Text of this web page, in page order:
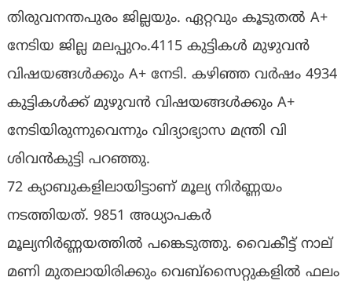
തിരുവനന്തപുരം ജില്ലയും. ഏറ്റവും കൂടുതൽ A+
നേടിയ ജില്ല മലപ്പുറം.4115 കുട്ടികൾ മുഴുവൻ
വിഷയങ്ങൾക്കും A+ നേടി. കഴിഞ്ഞ വർഷം 4934
കുട്ടികൾക്ക് മുഴുവൻ വിഷയങ്ങൾക്കും A+
നേടിയിരുന്നുവെന്നും വിദ്യാഭ്യാസ മന്ത്രി വി
ശിവൻകുട്ടി പറഞ്ഞു.
72 ക്യാബുകളിലായിട്ടാണ് മൂല്യ നിർണ്ണയം
നടത്തിയത്. 9851 അധ്യാപകർ
മൂല്യനിർണ്ണയത്തിൽ പങ്കെടുത്തു. വൈകീട്ട് നാല്
മണി മുതലായിരിക്കും വെബ്സൈറ്റുകളിൽ ഫലം